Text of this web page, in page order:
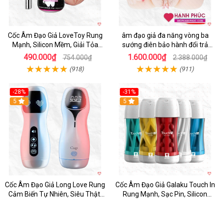
Cốc Âm Đạo Giả LoveToy Rung
Mạnh, Silicon Mềm, Giải Tỏa
Sinh Lý
490.000₫ 754.000₫
(918)
âm đạo giả đa năng vòng ba
sướng điên bảo hành đổi trả
nhanh
1.600.000₫ 2.388.000₫
(911)
-28%
5
Cốc Âm Đạo Giả Long Love Rung
Cảm Biến Tự Nhiên, Siêu Thật,
-31%
Hot
5
Cốc Âm Đạo Giả Galaku Touch In
Rung Mạnh, Sạc Pin, Silicon